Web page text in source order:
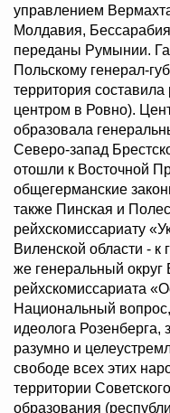
управлением
Молдавия,
переданы Румынии.
Польскому генерал-
территория
центром в Ровно).
образовала
Северо-запад
отошли к Восточной
общегерманские
также Пинская и
рейхскомиссариату
Виленской области -
же генеральный округ
рейхскомиссариата
Национальный
идеолога Розенберга,
разумно и
свободе всех этих
территории
образования